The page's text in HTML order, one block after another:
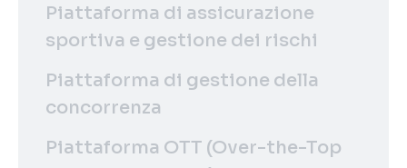
Piattaforma di assicurazione
sportiva e gestione dei rischi
Piattaforma di gestione della
concorrenza
Piattaforma OTT (Over-the-Top